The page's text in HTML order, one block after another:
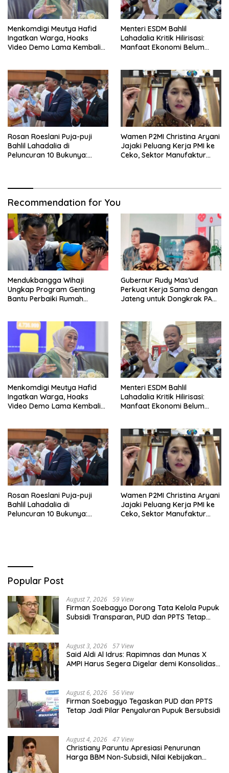
Menkomdigi Meutya Hafid
Ingatkan Warga, Hoaks
Video Demo Lama Kembali
Menteri ESDM Bahlil
Lahadalia Kritik Hilirisasi:
Manfaat Ekonomi Belum
Rosan Roeslani Puja-puji
Bahlil Lahadalia di
Peluncuran 10 Bukunya:
Wamen P2MI Christina Aryani
Jajaki Peluang Kerja PMI ke
Ceko, Sektor Manufaktur
Recommendation for You
Mendukbangga Wihaji
Ungkap Program Genting
Bantu Perbaiki Rumah
Gubernur Rudy Mas’ud
Perkuat Kerja Sama dengan
Jateng untuk Dongkrak PAD
Menkomdigi Meutya Hafid
Ingatkan Warga, Hoaks
Video Demo Lama Kembali
Menteri ESDM Bahlil
Lahadalia Kritik Hilirisasi:
Manfaat Ekonomi Belum
Rosan Roeslani Puja-puji
Bahlil Lahadalia di
Peluncuran 10 Bukunya:
Wamen P2MI Christina Aryani
Jajaki Peluang Kerja PMI ke
Ceko, Sektor Manufaktur
Popular Post
August 7, 2026 59 View
Firman Soebagyo Dorong Tata Kelola Pupuk
Subsidi Transparan, PUD dan PPTS Tetap
August 3, 2026 57 View
Said Aldi Al Idrus: Rapimnas dan Munas X
AMPI Harus Segera Digelar demi Konsolidasi
August 6, 2026 56 View
Firman Soebagyo Tegaskan PUD dan PPTS
Tetap Jadi Pilar Penyaluran Pupuk Bersubsidi
August 4, 2026 47 View
Christiany Paruntu Apresiasi Penurunan
Harga BBM Non-Subsidi, Nilai Kebijakan